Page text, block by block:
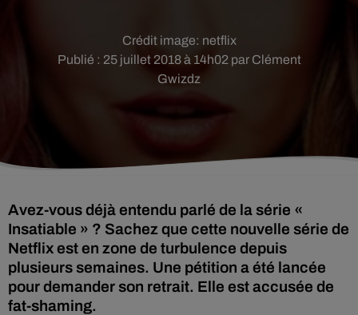
Publié : 25 juillet 2018 à 14h02 par Clément
Gwizdz
Crédit image: netflix
Avez-vous déjà entendu parlé de la série «
Insatiable » ? Sachez que cette nouvelle série de
Netflix est en zone de turbulence depuis
plusieurs semaines. Une pétition a été lancée
pour demander son retrait. Elle est accusée de
fat-shaming.